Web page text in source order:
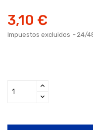
3,10 €
Impuestos excluidos 24/